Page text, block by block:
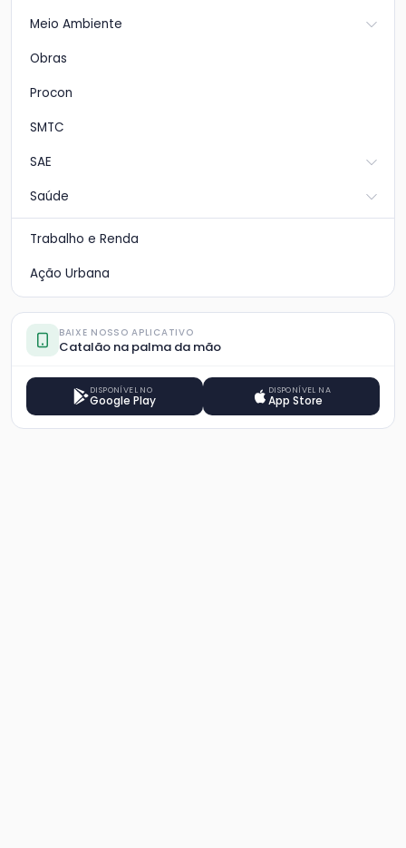
Meio Ambiente
Obras
Procon
SMTC
SAE
Saúde
Trabalho e Renda
Ação Urbana
BAIXE NOSSO APLICATIVO
Catalão na palma da mão
DISPONÍVEL NO
Google Play
DISPONÍVEL NA
App Store